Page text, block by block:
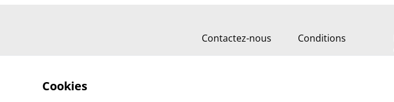
Contactez-nous Conditions
Cookies